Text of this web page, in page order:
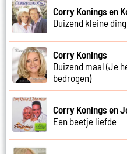
Corry Konings en
Duizend kleine
Corry Konings
Duizend maal (Je
bedrogen)
Corry Konings en
Een beetje liefde